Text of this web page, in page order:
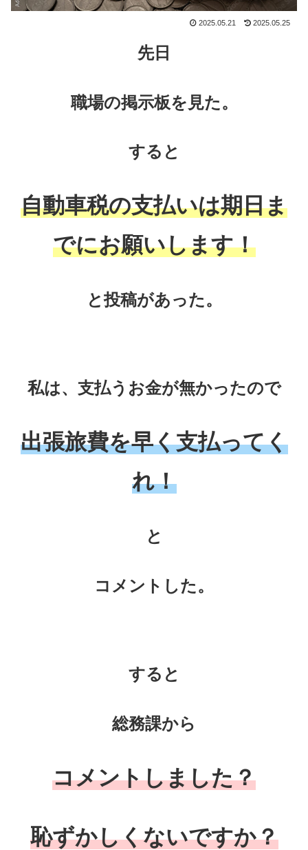
2025.05.21 2025.05.25
先日
職場の掲示板を見た。
すると
自動車税の支払いは期日ま
でにお願いします！
と投稿があった。
私は、支払う お金が無かったので
出張旅費を早く支払ってく
れ！
と
コメントした。
すると
総務課から
コメントしました？
恥ずかしくないですか？